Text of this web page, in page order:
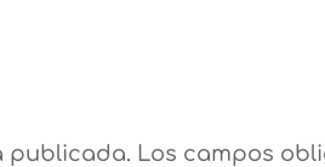
publicada. Los campos